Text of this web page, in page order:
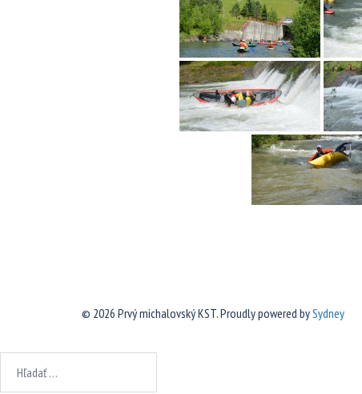
© 2026 Prvý michalovský KST. Proudly powered bySydney